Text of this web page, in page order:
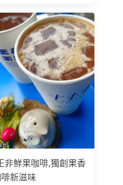
非鮮果咖啡,獨創果香
新滋味